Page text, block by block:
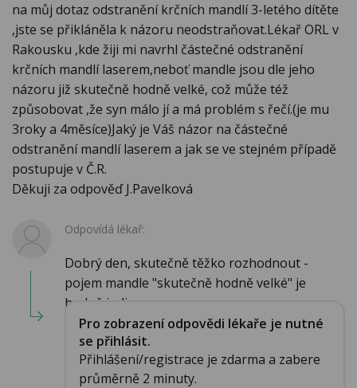
na můj dotaz odstranění krčních mandlí 3-letého dítěte
,jste se přikláněla k názoru neodstraňovat.Lékař ORL v
Rakousku ,kde žiji mi navrhl částečné odstranění
krčních mandlí laserem,neboť mandle jsou dle jeho
názoru již skutečně hodně velké, což může též
způsobovat ,že syn málo jí a má problém s řečí.(je mu
3roky a 4měsíce)Jaký je Váš názor na částečné
odstranění mandlí laserem a jak se ve stejném případě
postupuje v Č.R.
Děkuji za odpověď J.Pavelková
Odpovídá lékař:
Dobrý den, skutečně těžko rozhodnout -
pojem mandle "skutečně hodně velké" je
hodně indiv...
Pro zobrazení odpovědi lékaře je nutné
se přihlásit.
Přihlášení/registrace je zdarma a zabere
průměrně 2 minuty.